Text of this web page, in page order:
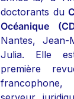
doctorants du
Océanique
Nantes,
Julia. Elle
première